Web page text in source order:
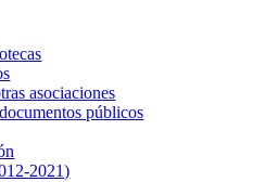
asociaciones
públicos
2021)